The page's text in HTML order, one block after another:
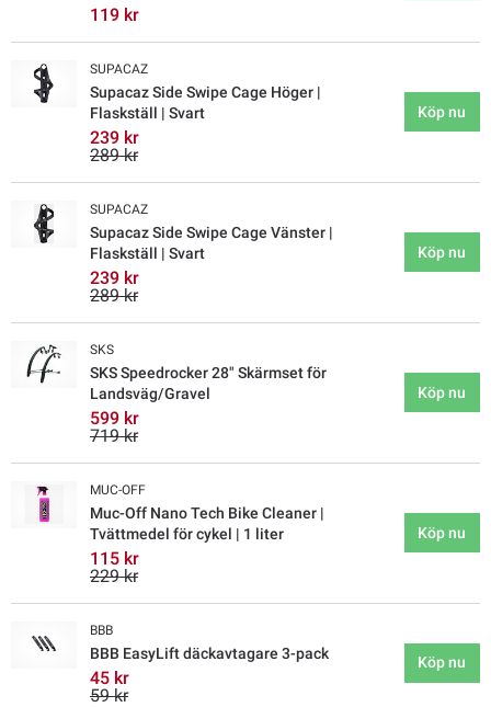
119 kr
SUPACAZ
Supacaz Side Swipe Cage Höger |
Flaskställ | Svart
239 kr
289 kr
Köp nu
SUPACAZ
Supacaz Side Swipe Cage Vänster |
Flaskställ | Svart
239 kr
289 kr
Köp nu
SKS
SKS Speedrocker 28" Skärmset för
Landsväg/Gravel
599 kr
719 kr
Köp nu
MUC-OFF
Muc-Off Nano Tech Bike Cleaner |
Tvättmedel för cykel | 1 liter
115 kr
229 kr
Köp nu
BBB
BBB EasyLift däckavtagare 3-pack
45 kr
59 kr
Köp nu